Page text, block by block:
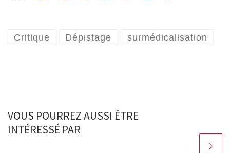
Critique Dépistage surmédicalisation
VOUS POURREZ AUSSI ÊTRE
INTÉRESSÉ PAR